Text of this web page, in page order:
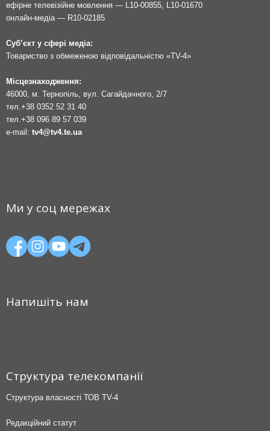
ефірне телевізійне мовлення — L10-00855, L10-01670
онлайн-медіа — R10-02185
Суб’єкт у сфері медіа:
Товариство з обмеженою відповідальністю «TV-4»
Місцезнаходження:
46000, м. Тернопіль, вул. Сагайдачного, 2/7
тел.+38 0352 52 31 40
тел.+38 096 89 57 039
e-mail: tv4@tv4.te.ua
Ми у соц мережах
Напишіть нам
Структура телекомпанії
Структура власності ТОВ TV-4
Редакційний статут